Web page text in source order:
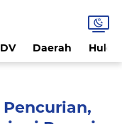
Daerah